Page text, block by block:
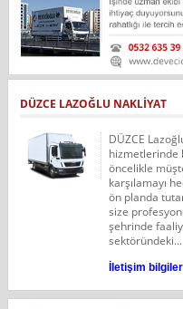
DÜZCE LAZOĞLU NAKLIYAT
DÜZCE
hizmetlerinde
öncelikle
karşılamayı
ön planda
size
şehrinde
sektöründeki...
İletişim bilgileri